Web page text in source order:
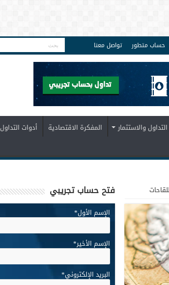
حساب متطور تواصل معنا
والاستثمار المفكرة الاقتصادية
أدوات التداول
فتح حساب تجريبي
الإسم الأول*
الإسم الأخير*
البريد الإلكتروني*